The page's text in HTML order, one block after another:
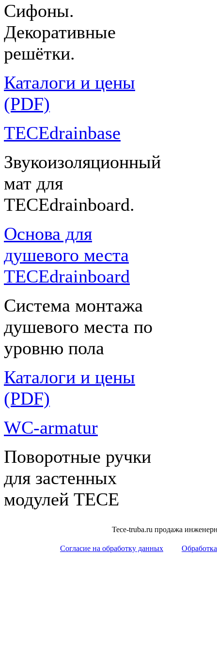
Сифоны.
Декоративные
решётки.
Каталоги и цены
(PDF)
TECEdrainbase
Звукоизоляционный
мат для
TECEdrainboard.
Основа для
душевого места
TECEdrainboard
Система монтажа
душевого места по
уровню пола
Каталоги и цены
(PDF)
WC-armatur
Поворотные ручки
для застенных
модулей ТЕСЕ
Tece-truba.ru продажа
Согласие на обработку данных